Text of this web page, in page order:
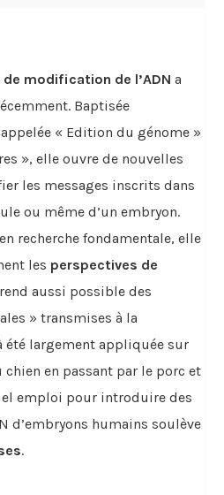
modification de l’ADN a
Baptisée
« Edition du génome »
», elle ouvre de nouvelles
les messages inscrits dans
ou même d’un embryon.
recherche fondamentale, elle
les perspectives de
aussi possible des
» transmises à la
été largement appliquée sur
chien en passant par le porc et
emploi pour introduire des
d’embryons humains soulève
.